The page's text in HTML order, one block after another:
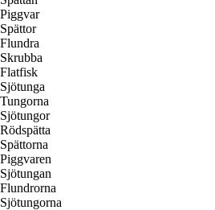
Piggvar
Spättor
Flundra
Skrubba
Flatfisk
Sjötunga
Tungorna
Sjötungor
Rödspätta
Spättorna
Piggvaren
Sjötungan
Flundrorna
Sjötungorna